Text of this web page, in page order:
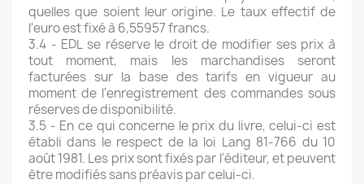
quelles que soient leur origine. Le taux effectif de
l'euro est fixé à 6,55957 francs.
3.4 - EDL se réserve le droit de modifier ses prix à
tout moment, mais les marchandises seront
facturées sur la base des tarifs en vigueur au
moment de l'enregistrement des commandes sous
réserves de disponibilité.
3.5 - En ce qui concerne le prix du livre, celui-ci est
établi dans le respect de la loi Lang 81-766 du 10
août 1981. Les prix sont fixés par l'éditeur, et peuvent
être modifiés sans préavis par celui-ci.